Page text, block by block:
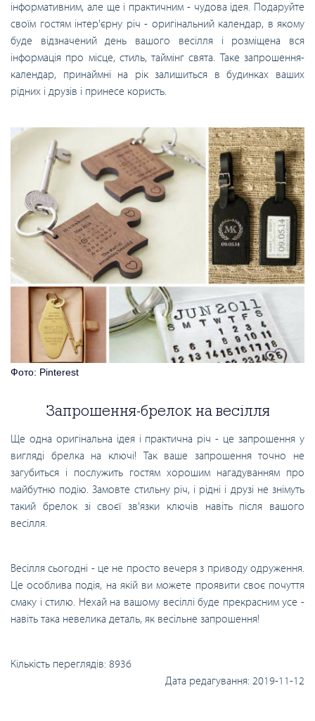
інформативним, але ще і практичним - чудова ідея. Подаруйте
своїм гостям інтер'єрну річ - оригінальний календар, в якому
буде відзначений день вашого весілля і розміщена вся
інформація про місце, стиль, таймінг свята. Таке запрошення-
календар, принаймні на рік залишиться в будинках ваших
рідних і друзів і принесе користь.
Фото: Pinterest
Запрошення-брелок на весілля
Ще одна оригінальна ідея і практична річ - це запрошення у
вигляді брелка на ключі! Так ваше запрошення точно не
загубиться і послужить гостям хорошим нагадуванням про
майбутню подію. Замовте стильну річ, і рідні і друзі не знімуть
такий брелок зі своєї зв'язки ключів навіть після вашого
весілля.
Весілля сьогодні - це не просто вечеря з приводу одруження.
Це особлива подія, на якій ви можете проявити своє почуття
смаку і стилю. Нехай на вашому весіллі буде прекрасним усе -
навіть така невелика деталь, як весільне запрошення!
Кількість переглядів: 8936
Дата редагування: 2019-11-12